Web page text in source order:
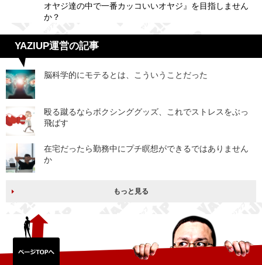
オヤジ達の中で一番カッコいいオヤジ』を目指しません
か？
YAZIUP運営の記事
脳科学的にモテるとは、こういうことだった
殴る蹴るならボクシンググッズ、これでストレスをぶっ
飛ばす
在宅だったら勤務中にプチ瞑想ができるではありません
か
もっと見る